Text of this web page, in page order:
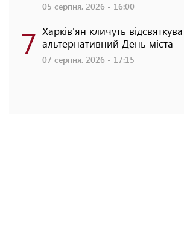
05 серпня, 2026 - 16:00
7 Харків'ян кличуть
альтернативний День міста
07 серпня, 2026 - 17:15